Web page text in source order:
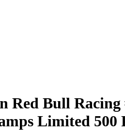
Red Bull Racing
Limited 500